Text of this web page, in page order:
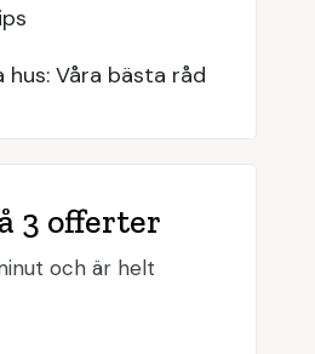
hus: Våra bästa råd
3 offerter
och är helt